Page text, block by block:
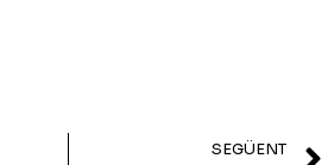
SEGÜENT